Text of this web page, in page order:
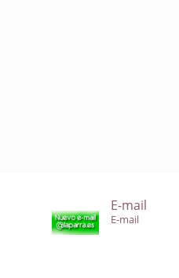
E-mail
E-mail